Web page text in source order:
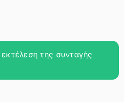
εκτέλεση της συνταγής